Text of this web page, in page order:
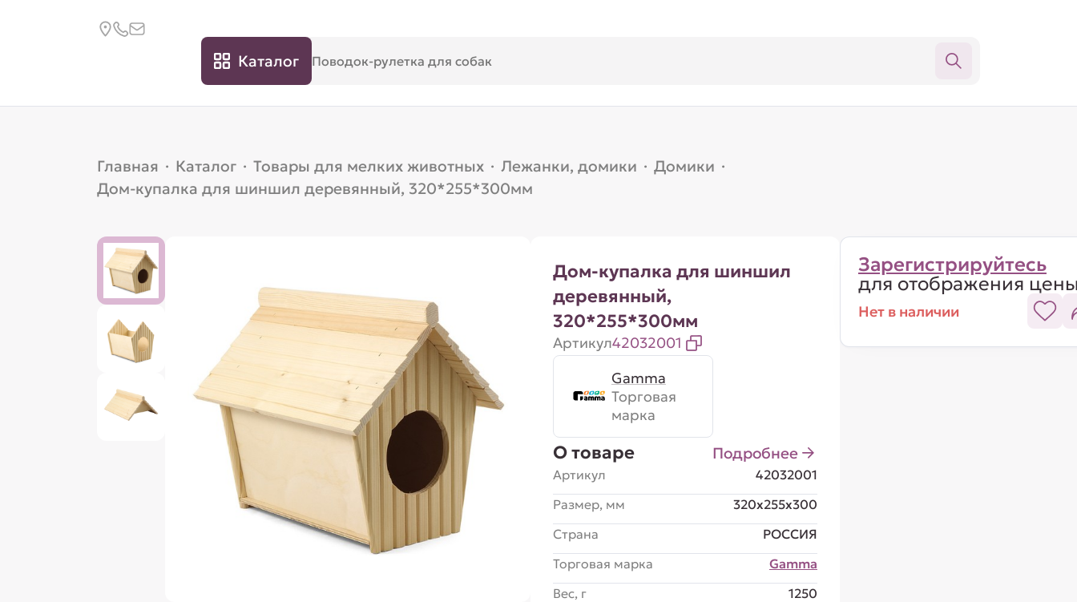
Каталог
Главная · Каталог · Товары для мелких животных · Лежанки, домики · Домики ·
Дом-купалка для шиншил деревянный, 320*255*300мм
Дом-купалка для шиншил
деревянный,
320*255*300мм
Артикул42032001
Gamma
Торговая
марка
О товаре Подробнее
Артикул
42032001
Размер, мм
320x255x300
Страна
РОССИЯ
Торговая марка
Gamma
Вес, г
1250
Зарегистрируйтесь
для отображения
Нет в наличии